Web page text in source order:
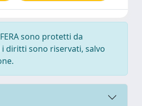
sono protetti da
diritti sono riservati, salvo